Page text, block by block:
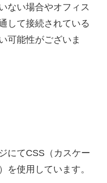
ない場合やオフィス
して接続されている
可能性がございま
にてCSS（カスケー
を使用しています。